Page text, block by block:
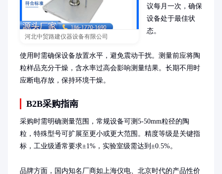
河北中贸路建仪器设备有限公司
议每月一次，确保
设备处于最佳状
态。
使用时需确保设备放置水平，避免震动干扰。测量前应将陶
粒样品充分干燥，含水率过高会影响测量结果。长期不用时
应断电存放，保持环境干燥。
B2B采购指南
采购时需明确测量范围，常规设备可测5-50mm粒径的陶
粒，特殊型号可扩展至更小或更大范围。精度等级是关键指
标，工业级通常要求±1%，实验室级需达到±0.5%。
品牌方面，国内知名厂商如上海仪电、北京时代的产品性价